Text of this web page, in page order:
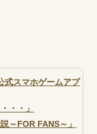
式スマホゲームアプ
・・」
～FOR FANS～」